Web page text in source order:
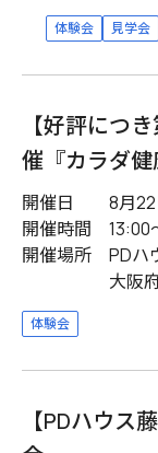
滋賀
PDハウス
福岡
PDハウス
PDハウス
PDハウス
PDハウス野
熊本
体験会 見学会
【好評につ
催『カラダ健
開催日
8月
開催時間 13:00
開催場所 PDハ
大阪
体験会
【PDハウス